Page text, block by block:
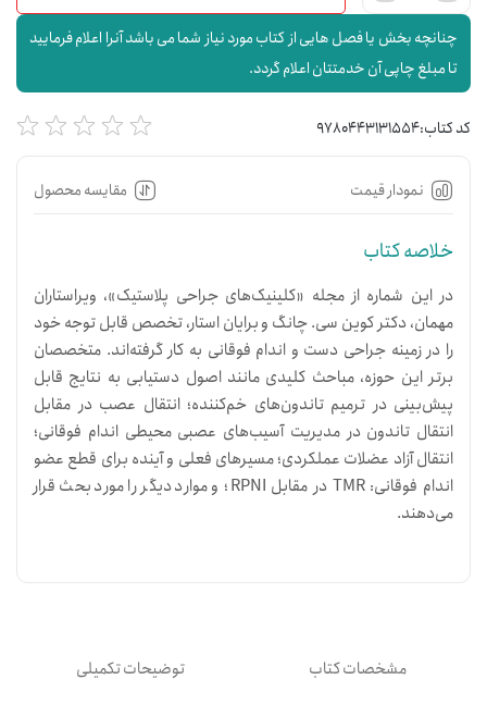
چنانچه بخش یا فصل هایی از کتاب مورد نیاز شما می باشد آنرا اعلام فرمایید
تا مبلغ چاپی آن خدمتتان اعلام گردد.
کد کتاب:9780443131554
نمودار قیمت مقایسه محصول
خلاصه کتاب
در این شماره از مجله «کلینیک‌های جراحی پلاستیک»، ویراستاران
مهمان، دکتر کوین سی. چانگ و برایان استار، تخصص قابل توجه خود
را در زمینه جراحی دست و اندام فوقانی به کار گرفته‌اند. متخصصان
برتر این حوزه، مباحث کلیدی مانند اصول دستیابی به نتایج قابل
پیش‌بینی در ترمیم تاندون‌های خم‌کننده؛ انتقال عصب در مقابل
انتقال تاندون در مدیریت آسیب‌های عصبی محیطی اندام فوقانی؛
انتقال آزاد عضلات عملکردی؛ مسیرهای فعلی و آینده برای قطع عضو
اندام فوقانی: TMR در مقابل RPNI؛ و موارد دیگر را مورد بحث قرار
می‌دهند.
مشخصات کتاب توضیحات تکمیلی